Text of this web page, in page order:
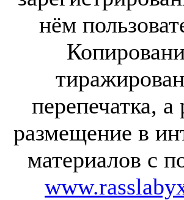
нём
перепечатка, а
размещение в
материалов с